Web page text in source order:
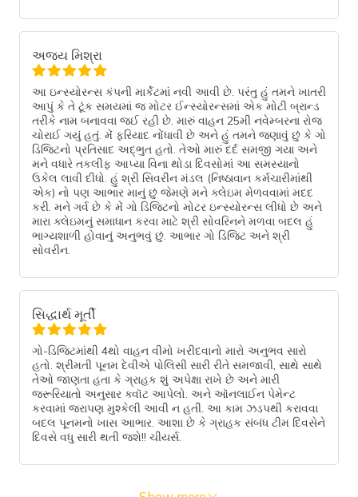
અજય મિશ્રા
આ ઇન્સ્યોરન્સ કંપની માર્કેટમાં નવી આવી છે. પરંતુ હું તમને ખાતરી
આપું કે તે ટૂંક સમયમાં જ મોટર ઈન્સ્યોરન્સમાં એક મોટી બ્રાન્ડ
તરીકે નામ બનાવવા જઈ રહી છે. મારું વાહન 25મી નવેમ્બરના રોજ
ચોરાઈ ગયું હતું. મેં ફરિયાદ નોંધાવી છે અને હું તમને જણાવું છું કે ગો
ડિજિટનો પ્રતિસાદ અદ્ભુત હતો. તેઓ મારું દર્દ સમજી ગયા અને
મને વધારે તકલીફ આપ્યા વિના થોડા દિવસોમાં આ સમસ્યાનો
ઉકેલ લાવી દીધો. હું શ્રી સિવરીન મંડલ (નિષ્ઠાવાન કર્મચારીમાંથી
એક) નો પણ આભાર માનું છું જેમણે મને ક્લેઇમ મેળવવામાં મદદ
કરી. મને ગર્વ છે કે મેં ગો ડિજિટનો મોટર ઇન્સ્યોરન્સ લીધો છે અને
મારા ક્લેઇમનું સમાધાન કરવા માટે શ્રી સોવરિનને મળવા બદલ હું
ભાગ્યશાળી હોવાનું અનુભવું છું. આભાર ગો ડિજિટ અને શ્રી
સોવરીન.
સિદ્ધાર્થ મૂર્તી
ગો-ડિજિટમાંથી 4થો વાહન વીમો ખરીદવાનો મારો અનુભવ સારો
હતો. શ્રીમતી પૂનમ દેવીએ પોલિસી સારી રીતે સમજાવી, સાથે સાથે
તેઓ જાણતા હતા કે ગ્રાહક શું અપેક્ષા રાખે છે અને મારી
જરૂરિયાતો અનુસાર ક્વૉટ આપેલો. અને ઑનલાઈન પેમેન્ટ
કરવામાં જરાપણ મુશ્કેલી આવી ન હતી. આ કામ ઝડપથી કરાવવા
બદલ પૂનમનો ખાસ આભાર. આશા છે કે ગ્રાહક સંબંધ ટીમ દિવસેને
દિવસે વધુ સારી થતી જશે!! ચીયર્સ.